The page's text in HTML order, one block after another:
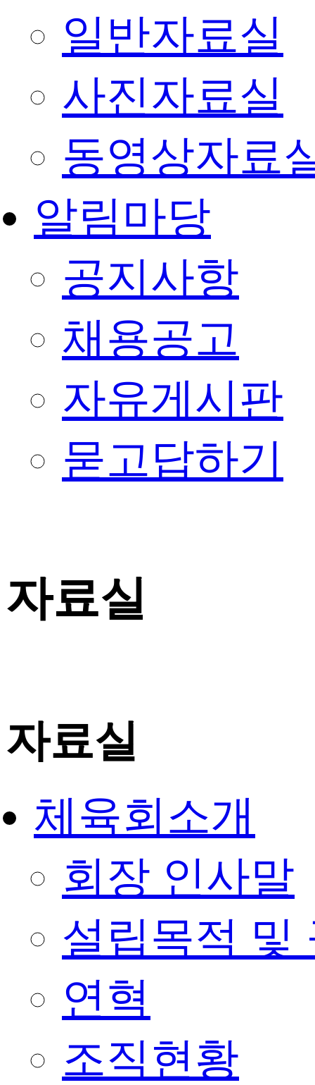
일반자료실
사진자료실
동영상자료
알림마당
공지사항
채용공고
자유게시판
묻고답하기
자료실
자료실
체육회소개
회장 인사말
설립목적 및
연혁
조직현황